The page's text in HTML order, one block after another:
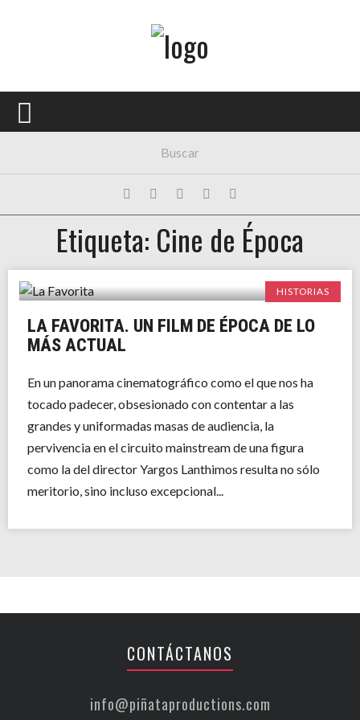
PORTADA
FESTIVALES
EXPOSICIONES
HISTORIAS
Etiqueta: Cine de Época
HISTORIAS
LA FAVORITA. UN FILM DE ÉPOCA DE LO
MÁS ACTUAL
En un panorama cinematográfico como el que nos ha
tocado padecer, obsesionado con contentar a las
grandes y uniformadas masas de audiencia, la
pervivencia en el circuito mainstream de una figura
como la del director Yargos Lanthimos resulta no sólo
meritorio, sino incluso excepcional...
CONTÁCTANOS
info@piñataproductions.com